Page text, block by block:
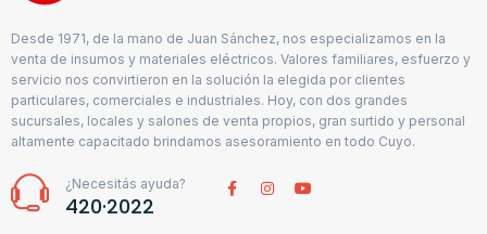
Desde 1971, de la mano de Juan Sánchez, nos especializamos en la
venta de insumos y materiales eléctricos. Valores familiares, esfuerzo y
servicio nos convirtieron en la solución la elegida por clientes
particulares, comerciales e industriales. Hoy, con dos grandes
sucursales, locales y salones de venta propios, gran surtido y personal
altamente capacitado brindamos asesoramiento en todo Cuyo.
¿Necesitás ayuda?
420·2022